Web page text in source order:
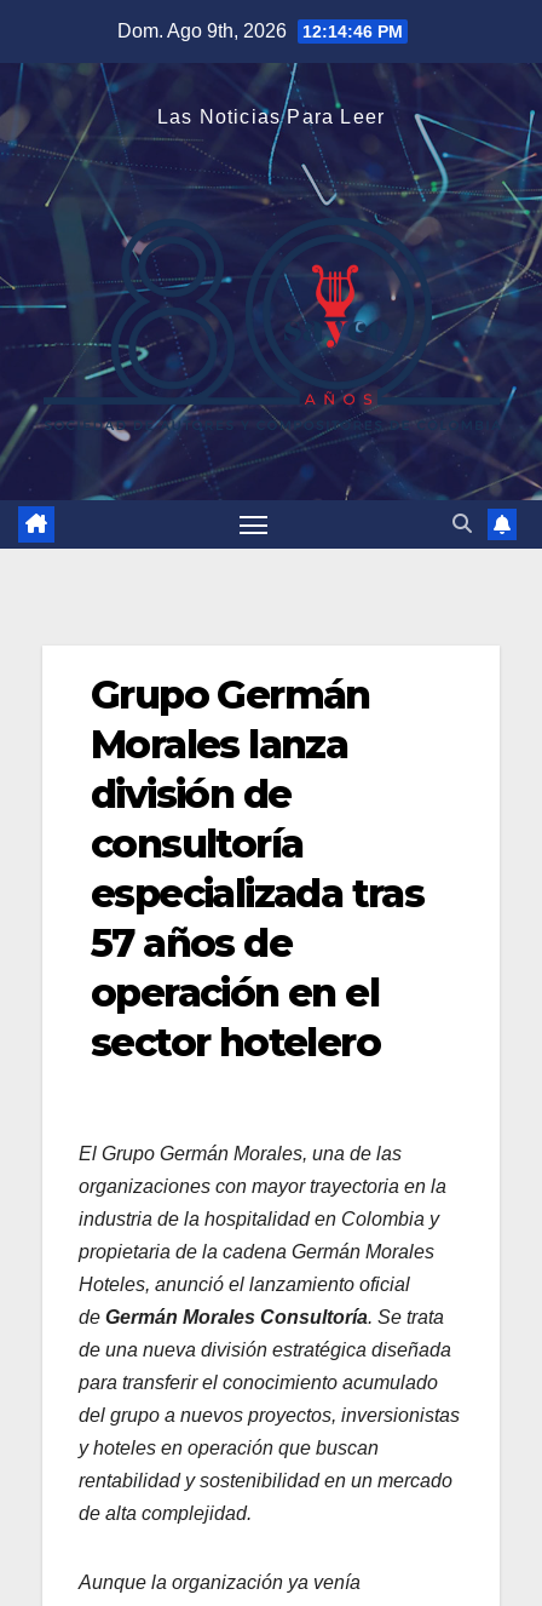
contenido
Dom. Ago 9th, 2026 12:14:47 PM
Las Noticias Para Leer
Grupo Germán
Morales lanza
división de
consultoría
especializada tras
57 años de
operación en el
sector hotelero
El Grupo Germán Morales, una de las
organizaciones con mayor trayectoria en la
industria de la hospitalidad en Colombia y
propietaria de la cadena Germán Morales
Hoteles, anunció el lanzamiento oficial
de Germán Morales Consultoría. Se trata
de una nueva división estratégica diseñada
para transferir el conocimiento acumulado
del grupo a nuevos proyectos, inversionistas
y hoteles en operación que buscan
rentabilidad y sostenibilidad en un mercado
de alta complejidad.
Aunque la organización ya venía